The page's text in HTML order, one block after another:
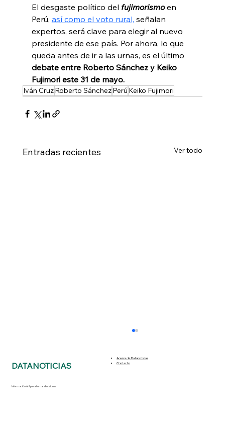
El desgaste político del fujimorismo en
Perú, así como el voto rural, señalan
expertos, será clave para elegir al nuevo
presidente de ese país. Por ahora, lo que
queda antes de ir a las urnas, es el último
debate entre Roberto Sánchez y Keiko
Fujimori este 31 de mayo.
Iván CruzRoberto SánchezPerú Keiko Fujimori
Entradas recientes Ver todo
DATANOTICIAS
Información útil para tomar decisiones
Acerca de Datanoticias
Contacto